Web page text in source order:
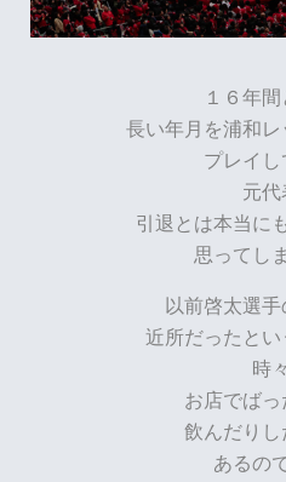
１６年間
長い年月を浦和
プレイし
元代
引退とは本当に
思ってし
以前啓太選
近所だったとい
時々
お店でば
飲んだりし
あるの